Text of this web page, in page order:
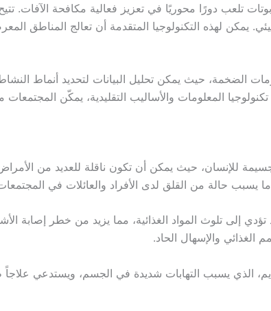
تلعب دورًا محوريًا في تعزيز فعالية مكافحة
يمكن لهذه التكنولوجيا المتقدمة أن تعالج المناطق
الضخمة، حيث يمكن تحليل البيانات لتحديد أنماط
للإنسان، حيث يمكن أن تكون ناقلة للعديد من
يسبب حالة من القلق لدى الأفراد والعائلات في
تؤدي إلى تلوث المواد الغذائية، مما يزيد من خطر إصابة
الغذائي والإسهال الحاد.
الذي يسبب التهابات شديدة في الجسم، ويستدعي علاجاً